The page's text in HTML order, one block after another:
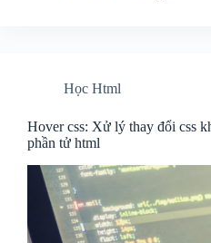
Học Html
Hover css: Xử lý thay đổi css
phần tử html